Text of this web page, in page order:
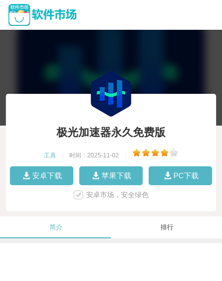
极光加速器永久免费版
工具 时间：2025-11-02
安卓下载 苹果下载 PC下载
安卓市场，安全绿色
简介 排行